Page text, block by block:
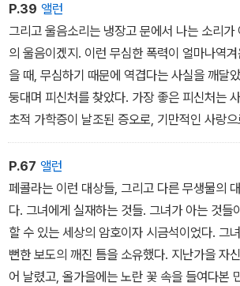
다. 내손아귀에서 내내 벗어나는 그것. 하얀 피
떤 비밀스러운 마법으로 다른 사람을 사로잡는
망. 다들 그 아이들을 보며 ‘어머나‘라고 감탄하
는 이유가 뭘까? 거리에서 그 아이들이 다가올
들이 그들의 몸을 훑는 시선, 그 아이들을 대하
운 소유욕.
내가 그 아이들을 꼬집으면----- 아기 인형 눈
---아파서 눈을 찡그리겠지.
P.39 앨런
그리고 울음소리는 냉장고 문에서 나는 소리가
의 울음이겠지. 이런 무심한 폭력이 얼마나역
을 때, 무심하기 때문에 역겹다는 사실을 깨달
둥대며 피신처를 찾았다. 가장 좋은 피신처는
초적 가학증이 날조된 증오로, 기만적인 사랑으
다. 그것은 셜리 템플에게 다가가는 작은 발걸
한참 뒤에 난 청결함을 기꺼워하는 법을 배운
러르는 법을 배웠다. 비록 그런 변화가 개선 없
것을 깨달았더라도.
P.67 앨런
페콜라는 이런 대상들, 그리고 다른 무생물의
다. 그녀에게 실재하는 것들. 그녀가 아는 것들
할 수 있는 세상의 암호이자 시금석이었다. 그
뻔한 보도의 깨진 틈을 소유했다. 지난가을 자
어 날렸고, 올가을에는 노란 꽃 속을 들여다본